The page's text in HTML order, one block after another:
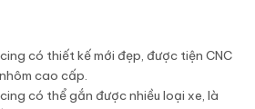
có thiết kế mới đẹp, được tiện CNC
cao cấp.
có thể gắn được nhiều loại xe, là